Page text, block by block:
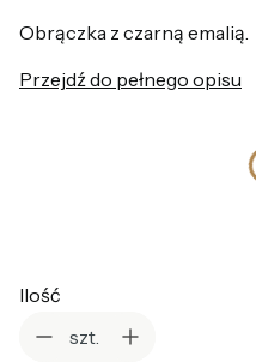
Obrączka z czarną emalią.
Przejdź do pełnego opisu
Ilość
szt.